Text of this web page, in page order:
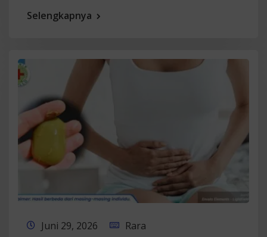
Selengkapnya
Juni 29, 2026 Rara